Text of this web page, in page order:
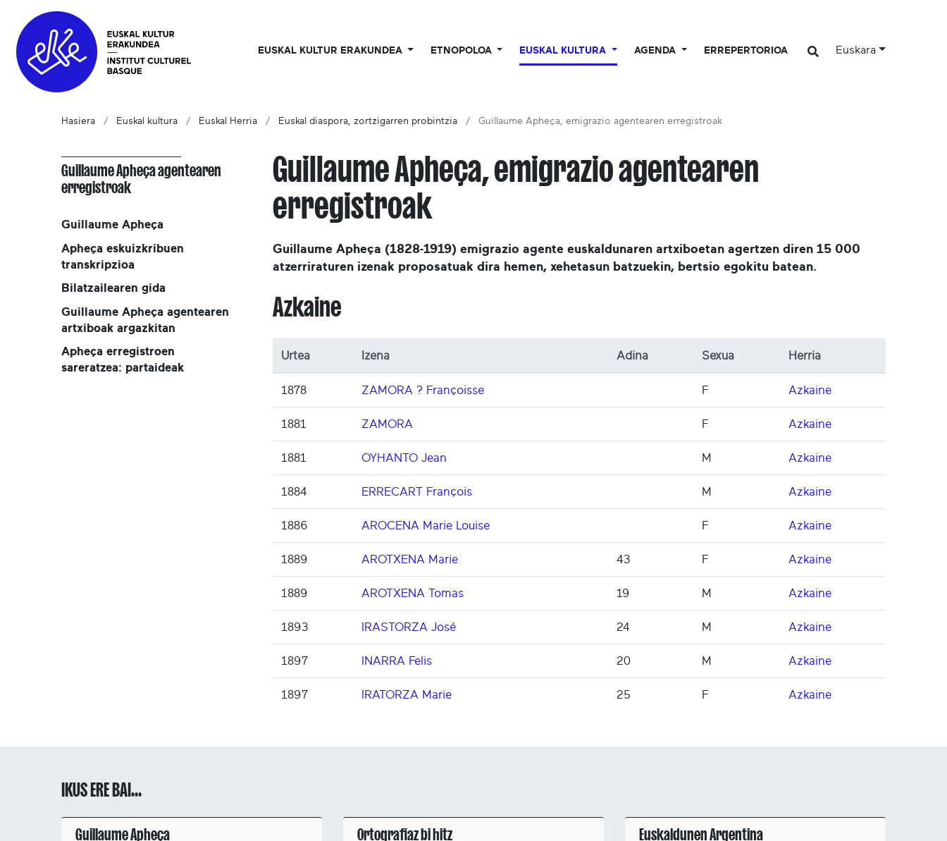
EUSKAL KULTUR ERAKUNDEA ETNOPOLOA EUSKAL KULTURA AGENDA ERREPERTORIOA Euskara
Hasiera Euskal kultura Euskal Herria Euskal diaspora, zortzigarren probintzia Guillaume Apheça, emigrazio agentearen erregistroak
Guillaume Apheça, emigrazio agentearen
erregistroak
Guillaume Apheça (1828-1919) emigrazio agente euskaldunaren artxiboetan agertzen diren 15 000
atzerriraturen izenak proposatuak dira hemen, xehetasun batzuekin, bertsio egokitu batean.
Azkaine
Urtea Izena Adina Sexua Herria
1878 ZAMORA ? Françoisse F Azkaine
1881 ZAMORA F Azkaine
1881 OYHANTO Jean M Azkaine
1884 ERRECART François M Azkaine
1886 AROCENA Marie Louise F Azkaine
1889 AROTXENA Marie 43 F Azkaine
1889 AROTXENA Tomas 19 M Azkaine
1893 IRASTORZA José 24 M Azkaine
1897 INARRA Felis 20 M Azkaine
1897 IRATORZA Marie 25 F Azkaine
Guillaume Apheça agentearen
erregistroak
Guillaume Apheça
Apheça eskuizkribuen
transkripzioa
Bilatzailearen gida
Guillaume Apheça agentearen
artxiboak argazkitan
Apheça erregistroen
sareratzea: partaideak
IKUS ERE BAI...
Guillaume Apheça Ortografiaz bi hitz Euskaldunen Argentina